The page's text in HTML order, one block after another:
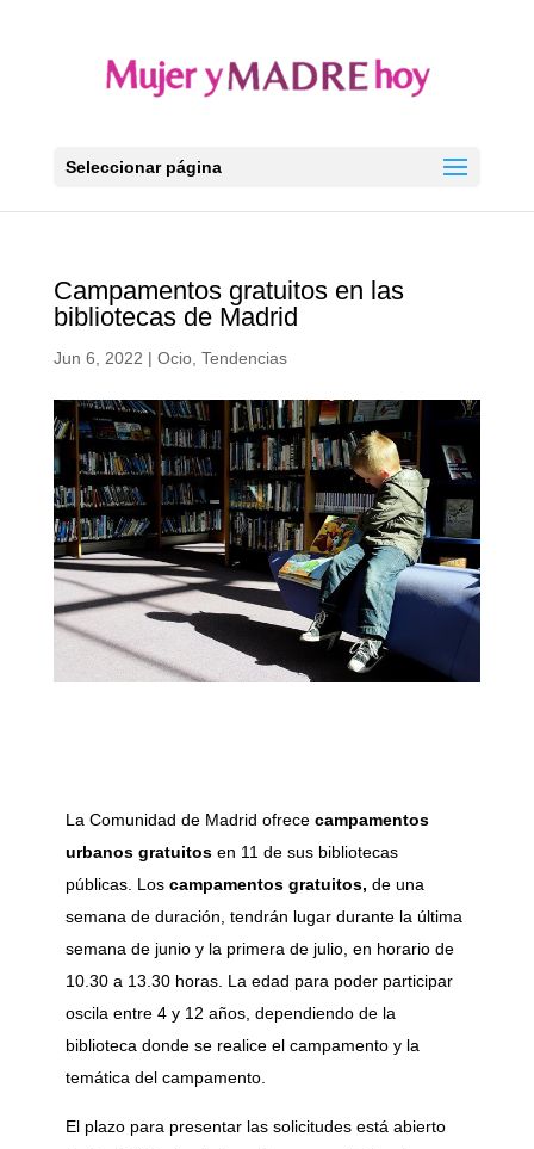
Seleccionar página
Campamentos gratuitos en las
bibliotecas de Madrid
Jun 6, 2022 | Ocio, Tendencias
La Comunidad de Madrid ofrece campamentos
urbanos gratuitosen 11 de sus bibliotecas
públicas. Los campamentos gratuitos, de una
semana de duración, tendrán lugar durante la última
semana de junio y la primera de julio, en horario de
10.30 a 13.30 horas. La edad para poder participar
oscila entre 4 y 12 años, dependiendo de la
biblioteca donde se realice el campamento y la
temática del campamento.
El plazo para presentar las solicitudes está abierto